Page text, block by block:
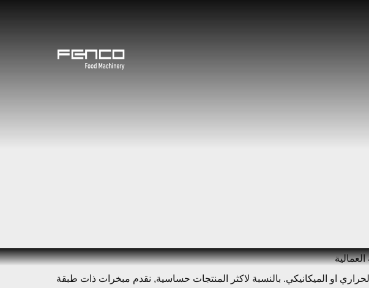
او الميكانيكي. بالنسبة لاكثر المنتجات حساسية, نقدم مبخرات ذات طبقة